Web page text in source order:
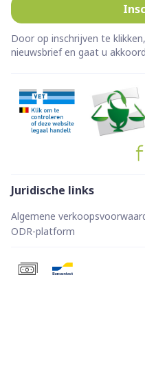
Door op inschrijven te
nieuwsbrief en gaat u
Juridische links
Algemene
ODR-platform